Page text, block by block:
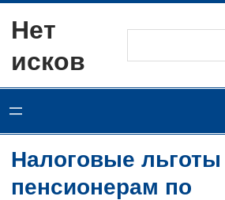
содержимому
Нет
исков
Налоговые льготы
пенсионерам по